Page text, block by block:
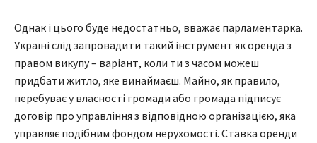
Однак і цього буде недостатньо, вважає парламентарка.
Україні слід запровадити такий інструмент як оренда з
правом викупу – варіант, коли ти з часом можеш
придбати житло, яке винаймаєш. Майно, як правило,
перебуває у власності громади або громада підписує
договір про управління з відповідною організацією, яка
управляє подібним фондом нерухомості. Ставка оренди